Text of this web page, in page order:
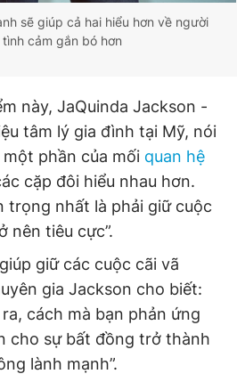
sẽ giúp cả hai hiểu hơn về người
cảm gắn bó hơn
này, JaQuinda Jackson -
tâm lý gia đình tại Mỹ, nói
một phần của mối quan hệ
cặp đôi hiểu nhau hơn.
trọng nhất là phải giữ cuộc
nên tiêu cực”.
giữ các cuộc cãi vã
gia Jackson cho biết:
cách mà bạn phản ứng
cho sự bất đồng trở thành
lành mạnh”.